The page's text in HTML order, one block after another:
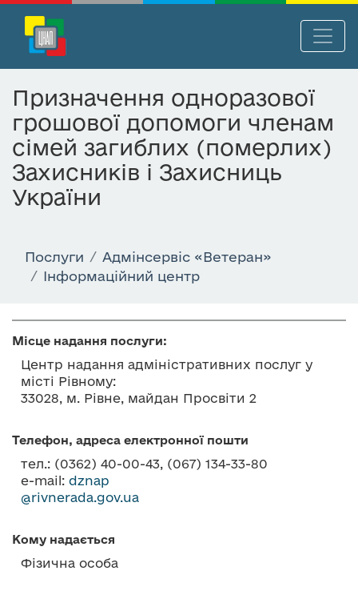
й
т
и
д
о
г
м
с
Послуги
Адмінсервіс «Ветеран»
Інформаційний центр
Призначення одноразової
грошової допомоги членам
сімей загиблих (померлих)
Захисників і Захисниць
України
Місце надання послуги:
Центр надання адміністративних послуг у
місті Рівному:
33028, м. Рівне, майдан Просвіти 2
Телефон, адреса електронної пошти
тел.: (0362) 40-00-43, (067) 134-33-80
e-mail: dznap
@rivnerada.gov.ua
Кому надається
Фізична особа